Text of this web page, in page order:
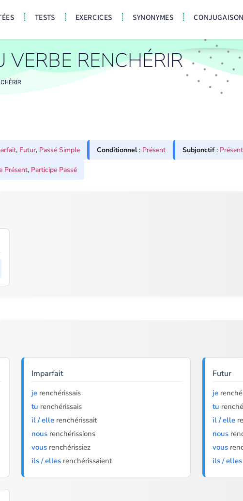
TESTS EXERCICES SYNONYMES CONJUGAISON
VERBE RENCHÉRIR
, Futur, Passé Simple Conditionnel: Présent Subjonctif: Présent
Présent, Participe Passé
Imparfait
jerenchérissais
tu renchérissais
il / ellerenchérissait
nousrenchérissions
vousrenchérissiez
ils / ellesrenchérissaient
Futur
je
tu
il / elle
nous
vous
ils / elles